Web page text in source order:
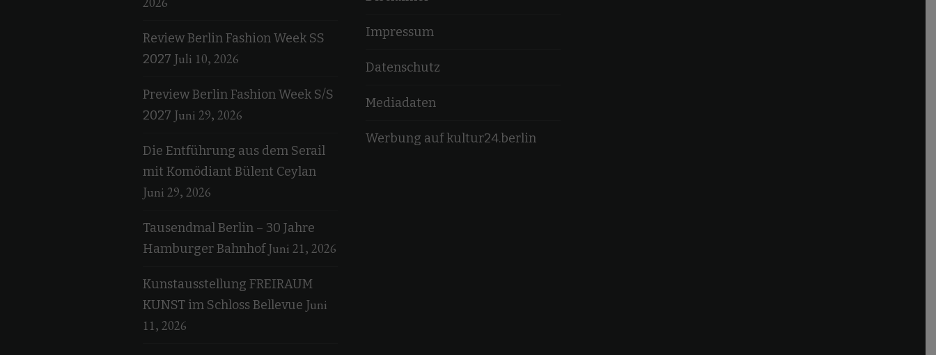
Review Berlin Fashion Week SS
2027 Juli 10, 2026
Preview Berlin Fashion Week S/S
2027 Juni 29, 2026
Die Entführung aus dem Serail
mit Komödiant Bülent Ceylan
Juni 29, 2026
Tausendmal Berlin – 30 Jahre
Hamburger Bahnhof Juni 21, 2026
Kunstausstellung FREIRAUM
KUNST im Schloss Bellevue Juni
11, 2026
Impressum
Datenschutz
Mediadaten
Werbung auf kultur24.berlin